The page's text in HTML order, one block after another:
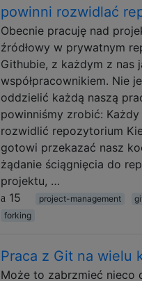
powinni rozwidlać
Obecnie pracuję nad
źródłowy w prywatnym
Githubie, z każdym z nas
współpracownikiem. Nie
oddzielić każdą naszą
powinniśmy zrobić: Każdy
rozwidlić repozytorium
gotowi przekazać nasz
żądanie ściągnięcia do
projektu, …
15
project-management
forking
Praca z Git na wielu
Może to zabrzmieć nieco